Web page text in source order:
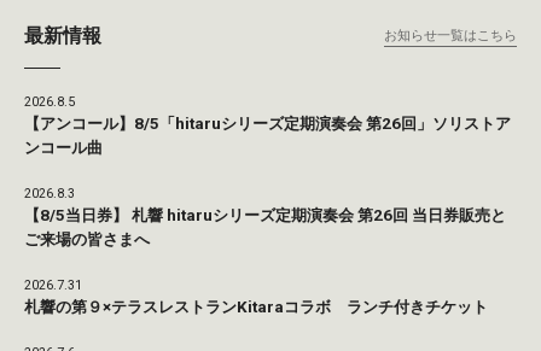
最新情報 お知らせ一覧はこちら
2026.8.5
【アンコール】8/5「hitaruシリーズ定期演奏会 第26回」ソリストア
ンコール曲
2026.8.3
【8/5当日券】 札響 hitaruシリーズ定期演奏会 第26回 当日券販売と
ご来場の皆さまへ
2026.7.31
札響の第９×テラスレストランKitaraコラボ ランチ付きチケット